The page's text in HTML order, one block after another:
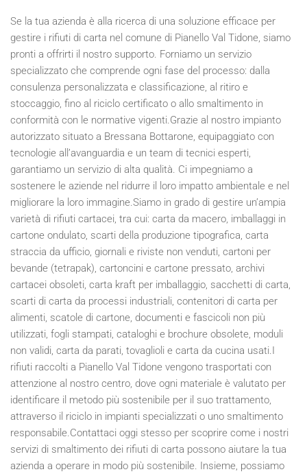
Se la tua azienda è alla ricerca di una soluzione efficace per
gestire i rifiuti di carta nel comune di Pianello Val Tidone, siamo
pronti a offrirti il nostro supporto. Forniamo un servizio
specializzato che comprende ogni fase del processo: dalla
consulenza personalizzata e classificazione, al ritiro e
stoccaggio, fino al riciclo certificato o allo smaltimento in
conformità con le normative vigenti.Grazie al nostro impianto
autorizzato situato a Bressana Bottarone, equipaggiato con
tecnologie all’avanguardia e un team di tecnici esperti,
garantiamo un servizio di alta qualità. Ci impegniamo a
sostenere le aziende nel ridurre il loro impatto ambientale e nel
migliorare la loro immagine.Siamo in grado di gestire un’ampia
varietà di rifiuti cartacei, tra cui: carta da macero, imballaggi in
cartone ondulato, scarti della produzione tipografica, carta
straccia da ufficio, giornali e riviste non venduti, cartoni per
bevande (tetrapak), cartoncini e cartone pressato, archivi
cartacei obsoleti, carta kraft per imballaggio, sacchetti di carta,
scarti di carta da processi industriali, contenitori di carta per
alimenti, scatole di cartone, documenti e fascicoli non più
utilizzati, fogli stampati, cataloghi e brochure obsolete, moduli
non validi, carta da parati, tovaglioli e carta da cucina usati.I
rifiuti raccolti a Pianello Val Tidone vengono trasportati con
attenzione al nostro centro, dove ogni materiale è valutato per
identificare il metodo più sostenibile per il suo trattamento,
attraverso il riciclo in impianti specializzati o uno smaltimento
responsabile.Contattaci oggi stesso per scoprire come i nostri
servizi di smaltimento dei rifiuti di carta possono aiutare la tua
azienda a operare in modo più sostenibile. Insieme, possiamo